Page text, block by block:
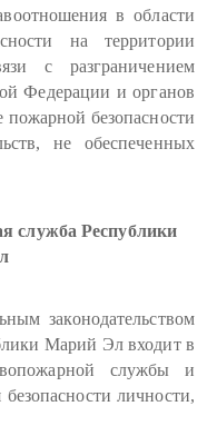
в области
на территории
с разграничением
Федерации и органов
пожарной безопасности
не обеспеченных
служба Республики
законодательством
Марий Эл входит в
службы и
личности,